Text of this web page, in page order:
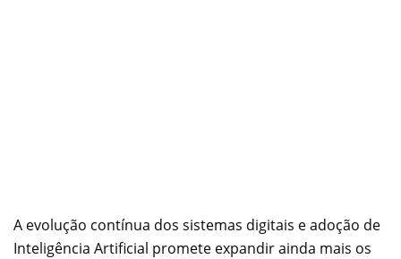
A evolução contínua dos sistemas digitais e adoção de
Inteligência Artificial promete expandir ainda mais os